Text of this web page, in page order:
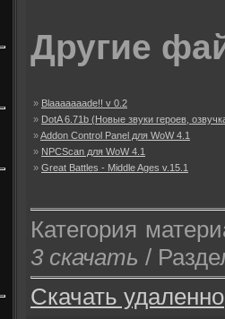
Другие
» Blaaaaaaade!! v 0.2
» DotA 6.71b (Новые звуки героев,
»Addon Control Panel для WoW 4.1
» NPCScan для WoW 4.1
» Great Battles - Middle Ages v.15.1
Категория
3 скачать /
Скачать удаленно